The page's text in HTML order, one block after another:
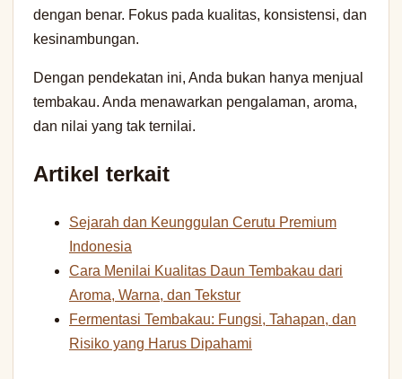
dengan benar. Fokus pada kualitas, konsistensi, dan
kesinambungan.
Dengan pendekatan ini, Anda bukan hanya menjual
tembakau. Anda menawarkan pengalaman, aroma,
dan nilai yang tak ternilai.
Artikel terkait
Sejarah dan Keunggulan Cerutu Premium
Indonesia
Cara Menilai Kualitas Daun Tembakau dari
Aroma, Warna, dan Tekstur
Fermentasi Tembakau: Fungsi, Tahapan, dan
Risiko yang Harus Dipahami